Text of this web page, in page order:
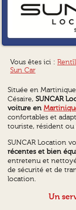
Vous êtes ici :
Sun Car
Située en
Césaire,SUNCAR
voiture en
confortables et
touriste, résident ou
SUNCAR Location
récentes et bien
entretenu et
de sécurité et de
location.
Un